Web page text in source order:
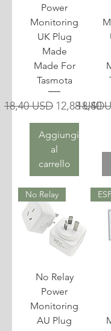
Power
Monitoring
UK Plug
Made
Made For
Tasmota
Prezzo regolare
18,40 USD Prezzo
12,88 USD
Aggiungi
al
carrello
18,40
No Relay
No Relay
Power
Monitoring
AU Plug